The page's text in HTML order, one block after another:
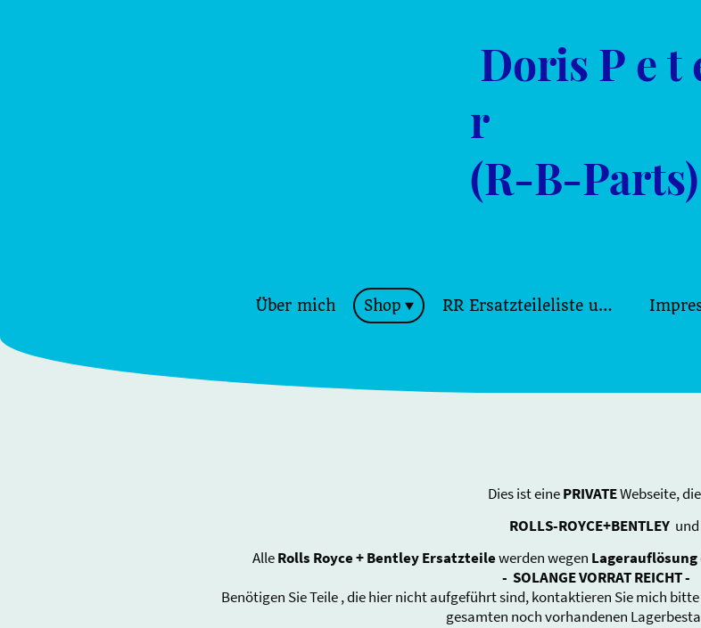
Doris P e t
r
(R-B-Parts)
Über mich Shop RR Ersatzteileliste und Bilder
Dies ist einePRIVATEWebseite,
ROLLS-ROYCE+BENTLEYund
AlleRolls Royce + Bentley Ersatzteilewerden wegen Lagerauflösung
- SOLANGE VORRAT REICHT -
Benötigen Sie Teile , die hier nicht aufgeführt sind, kontaktieren Sie mich
gesamten noch vorhandenen